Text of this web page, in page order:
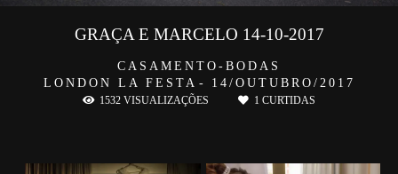
CASAMENTO-BODAS
LONDON LA FESTA
14/OUTUBRO/2017
GRAÇA E MARCELO 14-10-2017
1532 VISUALIZAÇÕES 1 CURTIDAS